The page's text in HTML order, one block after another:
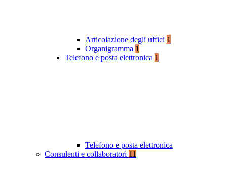
Articolazione degli uffici 1
Organigramma 1
Telefono e posta elettronica 1
Telefono e posta elettronica
Consulenti e collaboratori 11